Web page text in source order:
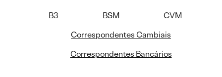
B3 BSM
CVM
Correspondentes Cambiais
Correspondentes Bancários